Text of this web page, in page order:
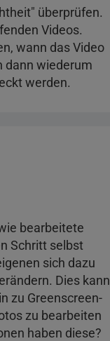
überprüfen.
Videos.
wann das Video
dann wiederum
werden.
bearbeitete
Schritt selbst
sich dazu
Dies kann
zu Greenscreen-
zu bearbeiten
haben diese?